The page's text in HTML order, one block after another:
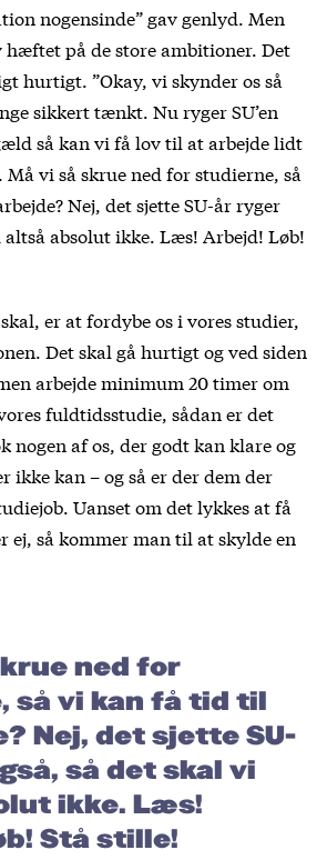
nogensinde” gav genlyd. Men
på de store ambitioner. Det
hurtigt. ”Okay, vi skynder os så
sikkert tænkt. Nu ryger SU’en
så kan vi få lov til at arbejde lidt
vi så skrue ned for studierne, så
Nej, det sjette SU-år ryger
altså absolut ikke. Læs! Arbejd! Løb!
er at fordybe os i vores studier,
Det skal gå hurtigt og ved siden
arbejde minimum 20 timer om
fuldtidsstudie, sådan er det
nogen af os, der godt kan klare og
ikke kan – og så er der dem der
Uanset om det lykkes at få
ej, så kommer man til at skylde en
ned for
så vi kan få tid til
Nej, det sjette SU-
så det skal vi
ikke. Læs!
Stå stille!